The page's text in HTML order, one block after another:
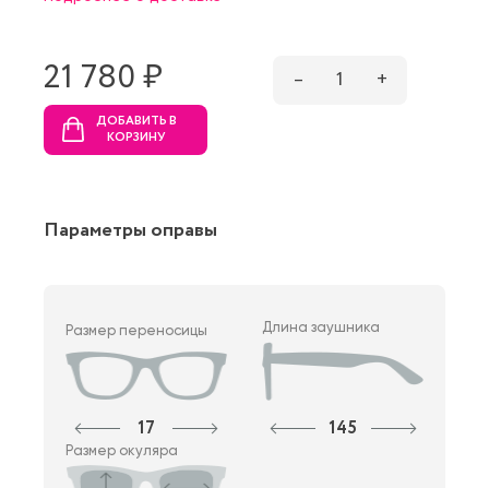
21 780 ₷ – 1 +
ДОБАВИТЬ В
КОРЗИНУ
Параметры оправы
Размер переносицы
17
Длина заушника
145
Размер окуляра